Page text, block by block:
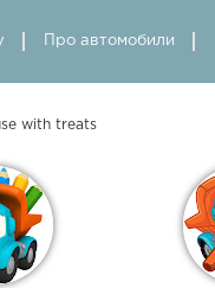
Про автомобили
with treats